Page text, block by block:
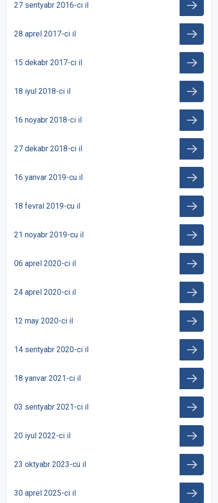
27 sentyabr 2016-cı il
28 aprel 2017-ci il
15 dekabr 2017-ci il
18 iyul 2018-ci il
16 noyabr 2018-ci il
27 dekabr 2018-ci il
16 yanvar 2019-cu il
18 fevral 2019-cu il
21 noyabr 2019-cu il
06 aprel 2020-ci il
24 aprel 2020-ci il
12 may 2020-ci il
14 sentyabr 2020-ci il
18 yanvar 2021-ci il
03 sentyabr 2021-ci il
20 iyul 2022-ci il
23 oktyabr 2023-cü il
30 aprel 2025-ci il